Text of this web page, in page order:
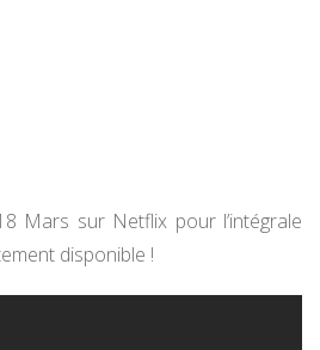
Mars sur Netflix pour l’intégrale
disponible !